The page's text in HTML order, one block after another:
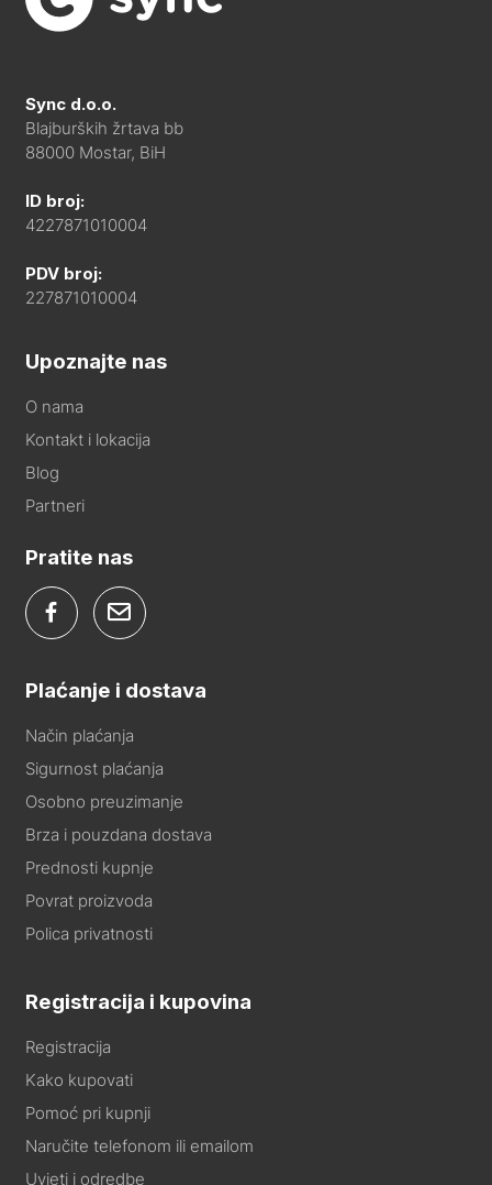
Sync d.o.o.
Blajburških žrtava bb
88000 Mostar, BiH
ID broj:
4227871010004
PDV broj:
227871010004
Upoznajte nas
O nama
Kontakt i lokacija
Blog
Partneri
Pratite nas
Plaćanje i dostava
Način plaćanja
Sigurnost plaćanja
Osobno preuzimanje
Brza i pouzdana dostava
Prednosti kupnje
Povrat proizvoda
Polica privatnosti
Registracija i kupovina
Registracija
Kako kupovati
Pomoć pri kupnji
Naručite telefonom ili emailom
Uvjeti i odredbe